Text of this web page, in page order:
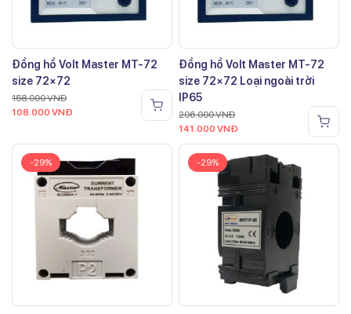
Đồng hồ Volt Master MT-72
size 72×72
158.000VNĐ
108.000 VNĐ
Đồng hồ Volt Master MT-72
size 72×72 Loại ngoài trời
IP65
206.000VNĐ
141.000 VNĐ
-29% -29%